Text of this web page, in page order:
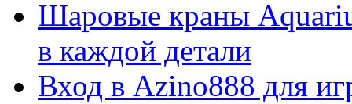
Шаровые краны
в каждой детали
Вход в Azino888 для